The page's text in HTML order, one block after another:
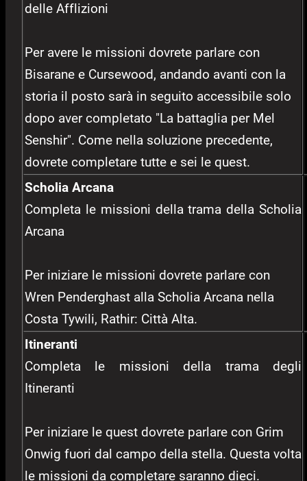
delle Afflizioni
Per avere le missioni dovrete parlare con
Bisarane e Cursewood, andando avanti con la
storia il posto sarà in seguito accessibile solo
dopo aver completato "La battaglia per Mel
Senshir". Come nella soluzione precedente,
dovrete completare tutte e sei le quest.
Scholia Arcana
Completa le missioni della trama della Scholia
Arcana
Per iniziare le missioni dovrete parlare con
Wren Penderghast alla Scholia Arcana nella
Costa Tywili, Rathir: Città Alta.
Itineranti
Completa le missioni della trama degli
Itineranti
Per iniziare le quest dovrete parlare con Grim
Onwig fuori dal campo della stella. Questa volta
le missioni da completare saranno dieci.